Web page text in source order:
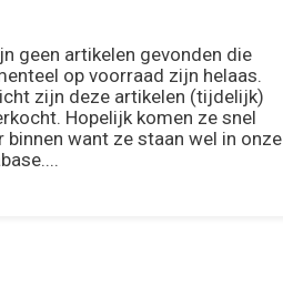
geen artikelen gevonden die
op voorraad zijn helaas.
zijn deze artikelen (tijdelijk)
Hopelijk komen ze snel
binnen want ze staan wel in onze